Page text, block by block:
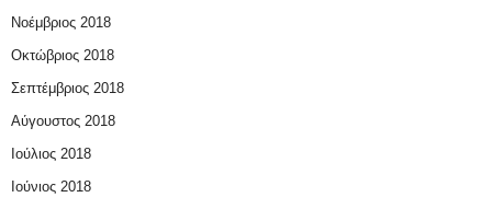
Νοέμβριος 2018
Οκτώβριος 2018
Σεπτέμβριος 2018
Αύγουστος 2018
Ιούλιος 2018
Ιούνιος 2018